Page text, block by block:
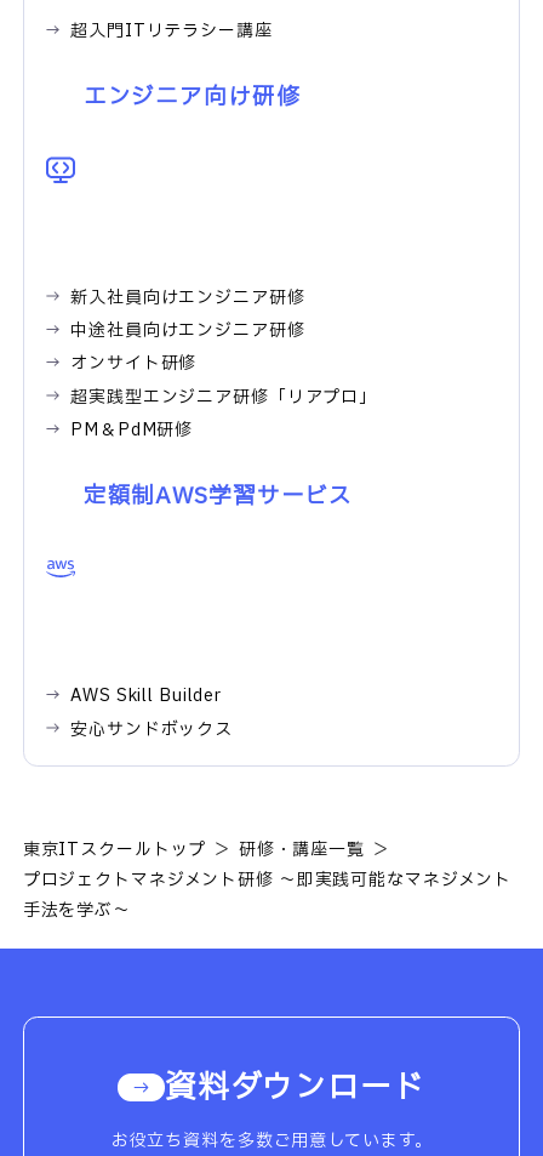
超入門ITリテラシー講座
エンジニア向け研修
新入社員向けエンジニア研修
中途社員向けエンジニア研修
オンサイト研修
超実践型エンジニア研修「リアプロ」
PM＆PdM研修
定額制AWS学習サービス
AWS Skill Builder
安心サンドボックス
東京ITスクールトップ
研修・講座一覧
プロジェクトマネジメント研修 ～即実践可能なマネジメント
手法を学ぶ～
資料ダウンロード
お役立ち資料を多数ご用意しています。